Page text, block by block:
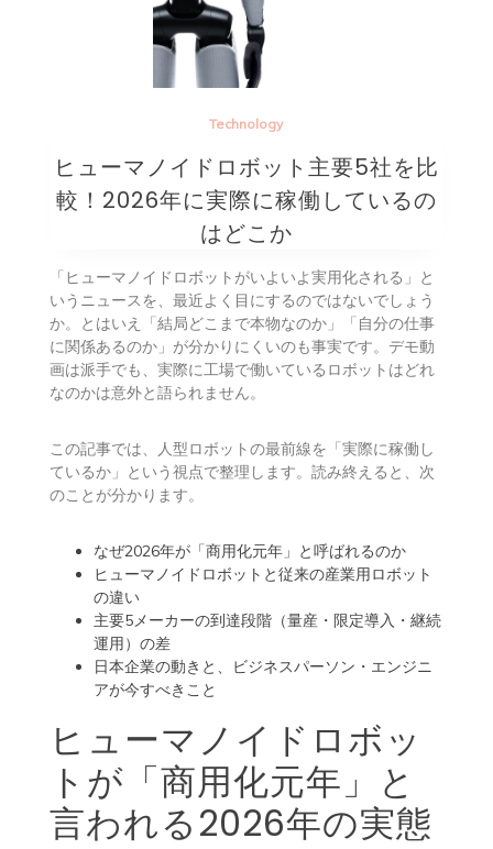
Technology
ヒューマノイドロボット主要5社を比
較！2026年に実際に稼働しているの
はどこか
「ヒューマノイドロボットがいよいよ実用化される」と
いうニュースを、最近よく目にするのではないでしょう
か。とはいえ「結局どこまで本物なのか」「自分の仕事
に関係あるのか」が分かりにくいのも事実です。デモ動
画は派手でも、実際に工場で働いているロボットはどれ
なのかは意外と語られません。
この記事では、人型ロボットの最前線を「実際に稼働し
ているか」という視点で整理します。読み終えると、次
のことが分かります。
なぜ2026年が「商用化元年」と呼ばれるのか
ヒューマノイドロボットと従来の産業用ロボット
の違い
主要5メーカーの到達段階（量産・限定導入・継続
運用）の差
日本企業の動きと、ビジネスパーソン・エンジニ
アが今すべきこと
ヒューマノイドロボッ
トが「商用化元年」と
言われる2026年の実態